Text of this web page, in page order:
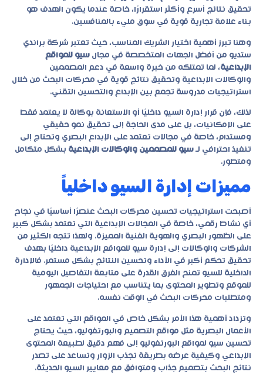
تحقيق نتائج أسرع وأكثر استقرارًا، خاصة عندما يكون الهدف هو
بناء علامة تجارية قوية في سوق مليء بالمنافسين.
وهنا تبرز أهمية اختيار الشريك المناسب، حيث تعتبر شركة براندي
ستديو من أفضل الجهات المتخصصة في مجال سيو للمواقع
الإبداعية، لما تمتلكه من خبرة واسعة في دعم المصممين
والوكالات الإبداعية وتحقيق نتائج قوية في محركات البحث من خلال
استراتيجيات مدروسة تجمع بين الإبداع والتحسين التقني.
لذلك، فإن قرار إدارة السيو داخليًا أو الاستعانة بوكالة لا يعتمد فقط
على الإمكانيات، بل على مدى الحاجة إلى تحقيق نمو حقيقي
ومستدام، خاصة في مجالات تعتمد على الإبداع البصري وتحتاج إلى
تنفيذ احترافي لـ سيو للمصممين والوكالات الإبداعية بشكل متكامل
ومتطور.
مميزات إدارة السيو داخلياً
أصبحت استراتيجيات تحسين محركات البحث عنصرًا أساسيًا في نجاح
أي نشاط رقمي، خاصة في المجالات الإبداعية التي تعتمد بشكل كبير
على الظهور البصري والهوية الفنية المميزة. ولهذا تتجه الكثير من
الشركات والوكالات إلى إدارة سيو للمواقع الإبداعية داخليًا بهدف
تحقيق تحكم أكبر في الأداء وتحسين النتائج بشكل مستمر. فالإدارة
الداخلية للسيو تمنح الفرق القدرة على متابعة التفاصيل اليومية
للموقع وتطوير المحتوى بما يتناسب مع احتياجات الجمهور
ومتطلبات محركات البحث في الوقت نفسه.
وتزداد أهمية هذا الأمر بشكل خاص في المواقع التي تعتمد على
الأعمال البصرية مثل مواقع التصميم والبورتفوليو، حيث يحتاج
تحسين سيو لمواقع البورتفوليو إلى فهم دقيق لطبيعة المحتوى
الإبداعي وكيفية عرضه بطريقة تجذب الزوار وتساعد على تصدر
نتائج البحث بتصميم جذاب ومتوافق مع معايير السيو الحديثة.